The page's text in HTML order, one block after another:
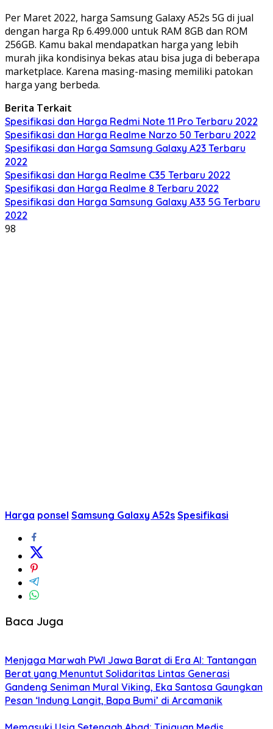
Per Maret 2022, harga Samsung Galaxy A52s 5G di jual
dengan harga Rp 6.499.000 untuk RAM 8GB dan ROM
256GB. Kamu bakal mendapatkan harga yang lebih
murah jika kondisinya bekas atau bisa juga di beberapa
marketplace. Karena masing-masing memiliki patokan
harga yang berbeda.
Berita Terkait
Spesifikasi dan Harga Redmi Note 11 Pro Terbaru 2022
Spesifikasi dan Harga Realme Narzo 50 Terbaru 2022
Spesifikasi dan Harga Samsung Galaxy A23 Terbaru
2022
Spesifikasi dan Harga Realme C35 Terbaru 2022
Spesifikasi dan Harga Realme 8 Terbaru 2022
Spesifikasi dan Harga Samsung Galaxy A33 5G Terbaru
2022
98
Harga ponsel Samsung Galaxy A52s Spesifikasi
Baca Juga
Menjaga Marwah PWI Jawa Barat di Era AI: Tantangan
Berat yang Menuntut Solidaritas Lintas Generasi
Gandeng Seniman Mural Viking, Eka Santosa Gaungkan
Pesan ‘Indung Langit, Bapa Bumi’ di Arcamanik